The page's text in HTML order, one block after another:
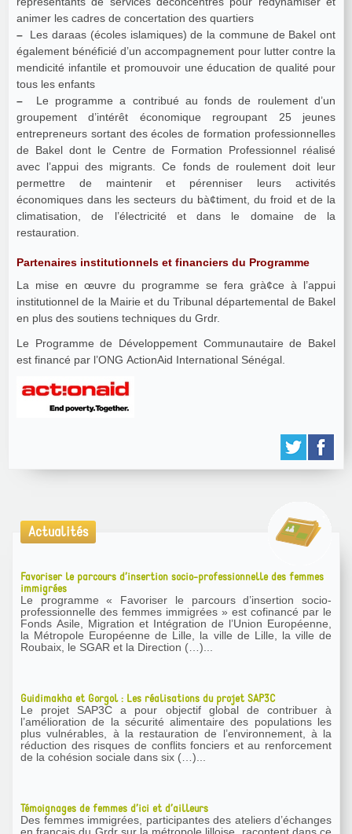
animer les cadres de concertation des quartiers
– Les daraas (écoles islamiques) de la commune de Bakel ont
également bénéficié d’un accompagnement pour lutter contre la
mendicité infantile et promouvoir une éducation de qualité pour
tous les enfants
– Le programme a contribué au fonds de roulement d’un
groupement d’intérêt économique regroupant 25 jeunes
entrepreneurs sortant des écoles de formation professionnelles
de Bakel dont le Centre de Formation Professionnel réalisé
avec l’appui des migrants. Ce fonds de roulement doit leur
permettre de maintenir et pérenniser leurs activités
économiques dans les secteurs du bà¢timent, du froid et de la
climatisation, de l’électricité et dans le domaine de la
restauration.
Partenaires institutionnels et financiers du Programme
La mise en œuvre du programme se fera grà¢ce à l’appui
institutionnel de la Mairie et du Tribunal départemental de Bakel
en plus des soutiens techniques du Grdr.
Le Programme de Développement Communautaire de Bakel
est financé par l’ONG ActionAid International Sénégal.
Actualités
Favoriser le parcours d’insertion socio-professionnelle des femmes
immigrées
Le programme « Favoriser le parcours d’insertion socio-
professionnelle des femmes immigrées » est cofinancé par le
Fonds Asile, Migration et Intégration de l’Union Européenne,
la Métropole Européenne de Lille, la ville de Lille, la ville de
Roubaix, le SGAR et la Direction (…)...
Guidimakha et Gorgol : Les réalisations du projet SAP3C
Le projet SAP3C a pour objectif global de contribuer à
l’amélioration de la sécurité alimentaire des populations les
plus vulnérables, à la restauration de l’environnement, à la
réduction des risques de conflits fonciers et au renforcement
de la cohésion sociale dans six (…)...
Témoignages de femmes d’ici et d’ailleurs
Des femmes immigrées, participantes des ateliers d’échanges